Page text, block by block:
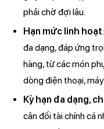
phải chờ đợi lâu.
Hạn mức linh hoạt
đa dạng, đáp ứng
hàng, từ các món
dòng điện thoại,
Kỳ hạn đa dạng,
cân đối tài chính cá